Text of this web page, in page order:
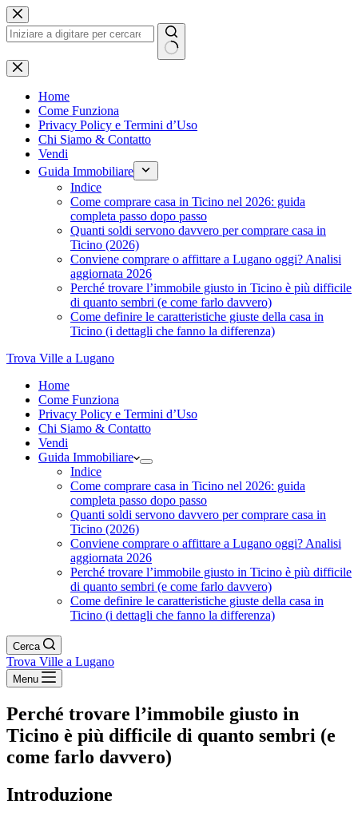
Salta
al
contenuto
Nessun
risultato
Home
Come Funziona
Privacy Policy e Termini d’Uso
Chi Siamo & Contatto
Vendi
Guida Immobiliare
Indice
Come comprare casa in Ticino nel 2026: guida
completa passo dopo passo
Quanti soldi servono davvero per comprare casa in
Ticino (2026)
Conviene comprare o affittare a Lugano oggi? Analisi
aggiornata 2026
Perché trovare l’immobile giusto in Ticino è più difficile
di quanto sembri (e come farlo davvero)
Come definire le caratteristiche giuste della casa in
Ticino (i dettagli che fanno la differenza)
Trova Ville a Lugano
Home
Come Funziona
Privacy Policy e Termini d’Uso
Chi Siamo & Contatto
Vendi
Guida Immobiliare
Indice
Come comprare casa in Ticino nel 2026: guida
completa passo dopo passo
Quanti soldi servono davvero per comprare casa in
Ticino (2026)
Conviene comprare o affittare a Lugano oggi? Analisi
aggiornata 2026
Perché trovare l’immobile giusto in Ticino è più difficile
di quanto sembri (e come farlo davvero)
Come definire le caratteristiche giuste della casa in
Ticino (i dettagli che fanno la differenza)
Cerca
Trova Ville a Lugano
Menu
Perché trovare l’immobile giusto in
Ticino è più difficile di quanto sembri (e
come farlo davvero)
Introduzione